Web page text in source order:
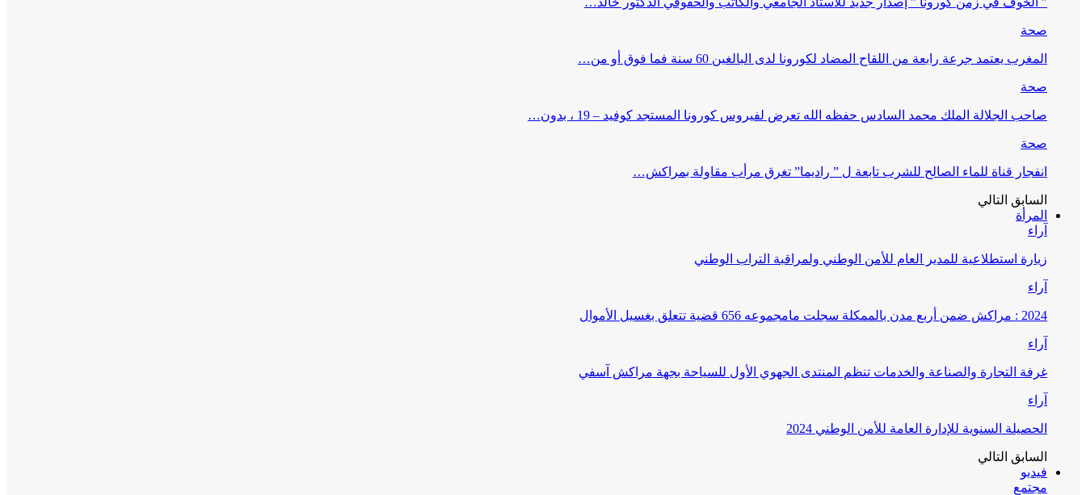
صحة
المغرب يعتمد جرعة رابعة من اللقاح المضاد لكورونا لدى البالغين 60 سنة فما فوق أو من…
صحة
صاحب الجلالة الملك محمد السادس حفظه الله تعرض لفيروس كورونا المستجد كوفيد – 19 ، بدون…
صحة
انفجار قناة للماء الصالح للشرب تابعة ل ” راديما” تغرق مرأب مقاولة بمراكش…
السابق التالي
المرأة
آراء
زيارة استطلاعية للمدير العام للأمن الوطني ولمراقبة التراب الوطني
آراء
2024 : مراكش ضمن أربع مدن بالممكلة سجلت مامجموعه 656 قضية تتعلق بغسيل الأموال
آراء
غرفة التجارة والصناعة والخدمات تنظم المنتدى الجهوي الأول للسياحة بجهة مراكش آسفي
آراء
الحصيلة السنوية للإدارة العامة للأمن الوطني 2024
السابق التالي
فيديو
مجتمع